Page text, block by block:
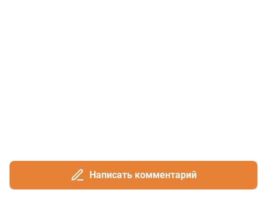
Написать комментарий